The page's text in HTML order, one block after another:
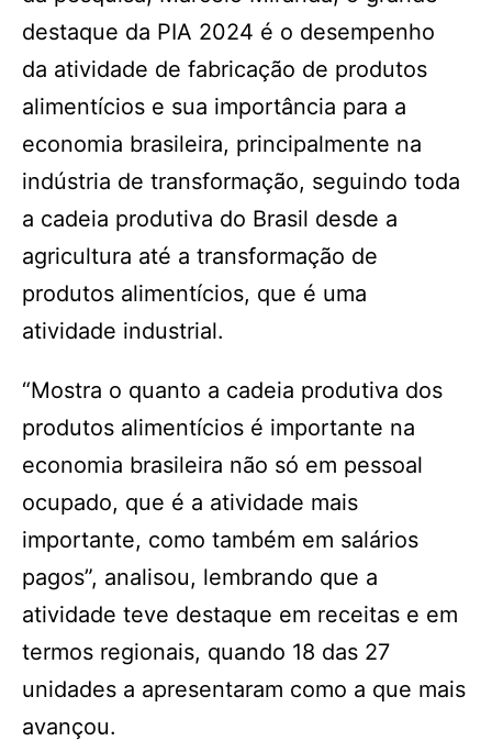
destaque da PIA 2024 é o desempenho
da atividade de fabricação de produtos
alimentícios e sua importância para a
economia brasileira, principalmente na
indústria de transformação, seguindo toda
a cadeia produtiva do Brasil desde a
agricultura até a transformação de
produtos alimentícios, que é uma
atividade industrial.
“Mostra o quanto a cadeia produtiva dos
produtos alimentícios é importante na
economia brasileira não só em pessoal
ocupado, que é a atividade mais
importante, como também em salários
pagos”, analisou, lembrando que a
atividade teve destaque em receitas e em
termos regionais, quando 18 das 27
unidades a apresentaram como a que mais
avançou.